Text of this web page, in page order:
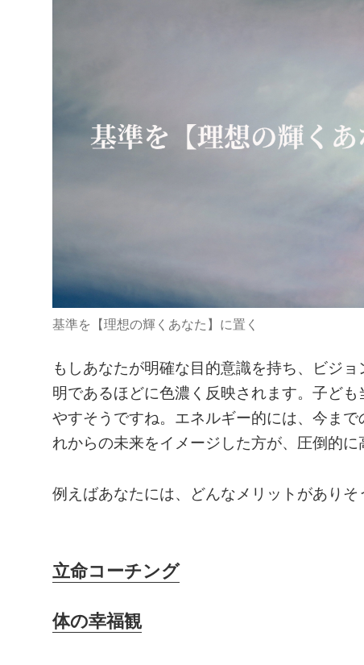
基準を【理想の輝くあなた】に置く
もしあなたが明確な目的意識を持ち、ビジ
明であるほどに色濃く反映されます。子ど
やすそうですね。エネルギー的には、今ま
れからの未来をイメージした方が、圧倒的に
例えばあなたには、どんなメリットがありそ
立命コーチング
体の幸福観